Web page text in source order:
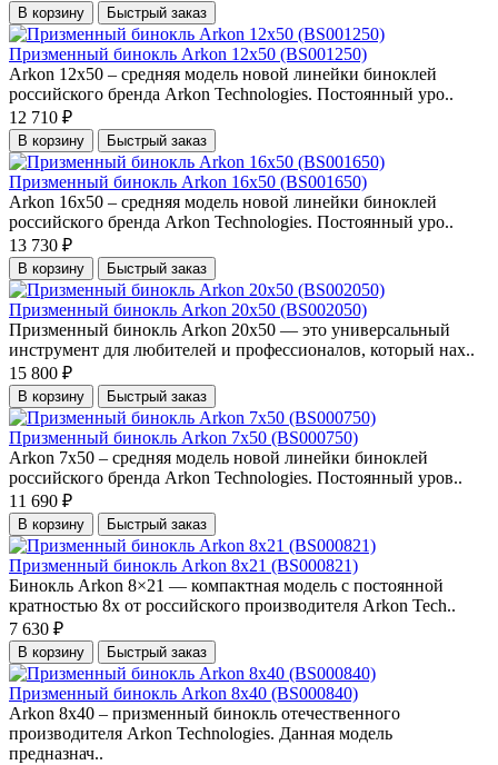
В корзину Быстрый заказ
Призменный бинокль Arkon 12x50 (BS001250)
Arkon 12х50 – средняя модель новой линейки биноклей
российского бренда Arkon Technologies. Постоянный уро..
12 710 ₽
В корзину Быстрый заказ
Призменный бинокль Arkon 16x50 (BS001650)
Arkon 16х50 – средняя модель новой линейки биноклей
российского бренда Arkon Technologies. Постоянный уро..
13 730 ₽
В корзину Быстрый заказ
Призменный бинокль Arkon 20x50 (BS002050)
Призменный бинокль Arkon 20x50 — это универсальный
инструмент для любителей и профессионалов, который нах..
15 800 ₽
В корзину Быстрый заказ
Призменный бинокль Arkon 7x50 (BS000750)
Arkon 7х50 – средняя модель новой линейки биноклей
российского бренда Arkon Technologies. Постоянный уров..
11 690 ₽
В корзину Быстрый заказ
Призменный бинокль Arkon 8x21 (BS000821)
Бинокль Arkon 8×21 — компактная модель с постоянной
кратностью 8x от российского производителя Arkon Tech..
7 630 ₽
В корзину Быстрый заказ
Призменный бинокль Arkon 8x40 (BS000840)
Arkon 8х40 – призменный бинокль отечественного
производителя Arkon Technologies. Данная модель
предназнач..